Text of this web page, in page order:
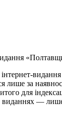
інтернет-
лише за
для
виданнях —